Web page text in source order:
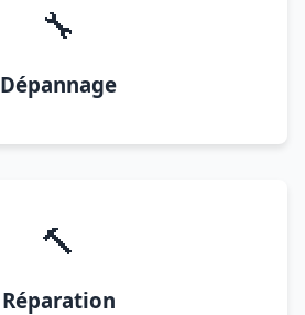
🔧
Dépannage
🔨
Réparation